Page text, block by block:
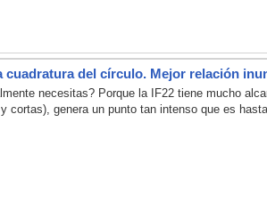
cuadratura del círculo. Mejor relación
necesitas? Porque la IF22 tiene mucho
cortas), genera un punto tan intenso que es